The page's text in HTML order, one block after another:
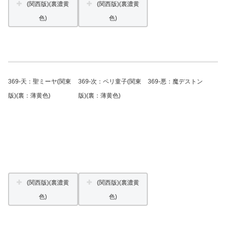
(関西版)(裏濃黄
色)
(関西版)(裏濃黄
色)
369-天：聖ミーヤ(関東
版)(裏：薄黄色)
369-次：ペリ童子(関東
版)(裏：薄黄色)
369-悪：魔デストン
(関西版)(裏濃黄
色)
(関西版)(裏濃黄
色)